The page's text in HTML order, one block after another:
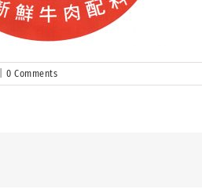
0 Comments